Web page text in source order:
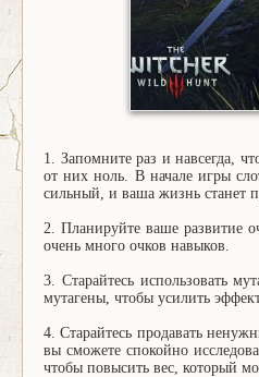
1. Запомните раз и навсегда,
от них ноль. В начале игры
сильный, и ваша жизнь станет
2. Планируйте ваше развитие
очень много очков навыков.
3. Старайтесь использовать
мутагены, чтобы усилить
4. Старайтесь продавать
вы сможете спокойно
чтобы повысить вес, который